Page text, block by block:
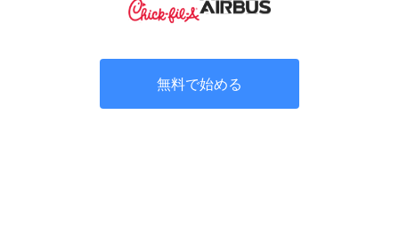
無料で始める